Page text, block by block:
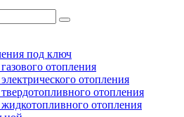
под ключ
отопления
отопления
отопления
отопления